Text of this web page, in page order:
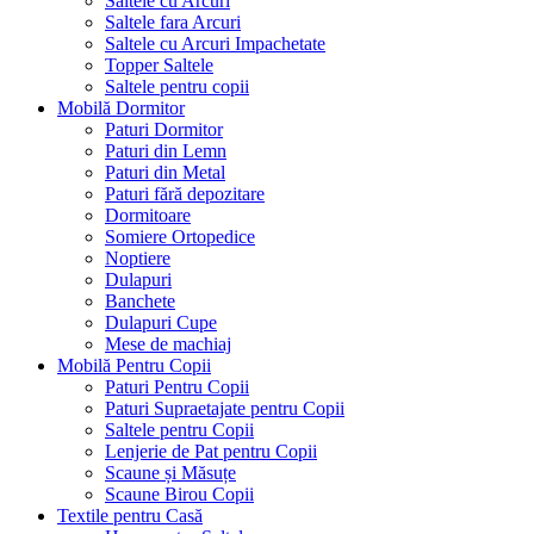
Saltele fara Arcuri
Saltele cu Arcuri Impachetate
Topper Saltele
Saltele pentru copii
Mobilă Dormitor
Paturi Dormitor
Paturi din Lemn
Paturi din Metal
Paturi fără depozitare
Dormitoare
Somiere Ortopedice
Noptiere
Dulapuri
Banchete
Dulapuri Cupe
Mese de machiaj
Mobilă Pentru Copii
Paturi Pentru Copii
Paturi Supraetajate pentru Copii
Saltele pentru Copii
Lenjerie de Pat pentru Copii
Scaune și Măsuțe
Scaune Birou Copii
Textile pentru Casă